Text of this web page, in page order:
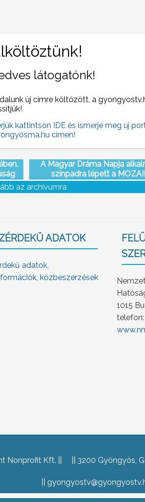
A fogacsi kápolna
Kápolnáért Közhasznú
A Magyar Dráma Napja
színpadra lépett a
az archívumra
ADATOK
adatok,
közbeszerzések
1015
telefon:
Nonprofit Kft. 3200 Gyöngyös,
látogatónk!
új címre költözött, a
kattintson IDE és ismerje meg új
címen!